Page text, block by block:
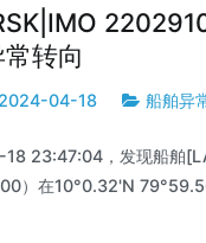
转向
2024-04-18 船舶异
23:47:04，发现船舶
）在10°0.32'N